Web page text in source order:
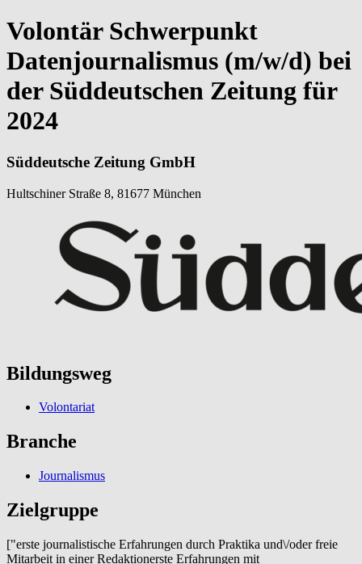
Volontär Schwerpunkt
Datenjournalismus (m/w/d) bei
der Süddeutschen Zeitung für
2024
Süddeutsche Zeitung GmbH
Hultschiner Straße 8, 81677 München
Bildungsweg
Volontariat
Branche
Journalismus
Zielgruppe
["erste journalistische Erfahrungen durch Praktika und\/oder freie
Mitarbeit in einer Redaktionerste Erfahrungen mit